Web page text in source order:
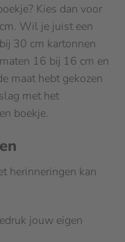
Kies dan voor
Wil je juist een
30 cm kartonnen
16 bij 16 cm en
maat hebt gekozen
met het
boekje.
herinneringen kan
jouw eigen